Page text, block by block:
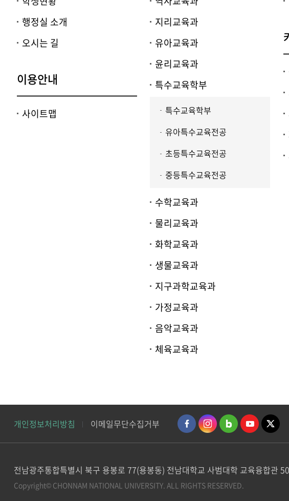
행정실 소개
오시는 길
지리교육과
유아교육과
윤리교육과
특수교육학부
특수교육학부
유아특수교육전공
초등특수교육전공
중등특수교육전공
수학교육과
물리교육과
화학교육과
생물교육과
지구과학교육과
가정교육과
음악교육과
체육교육과
이용안내
사이트맵
개인정보처리방침 이메일무단수집거부
전남광주통합특별시 북구 용봉로 77(용봉동) 전남대학교 사범대학 교육융합관
Copyright© CHONNAM NATIONAL UNIVERSITY. ALL RIGHTS RESERVED.